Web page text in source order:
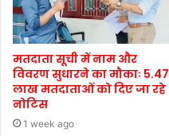
मतदाता सूची में नाम और
विवरण सुधारने का मौकाः 5.47
लाख मतदाताओं को दिए जा रहे
नोटिस
1 week ago